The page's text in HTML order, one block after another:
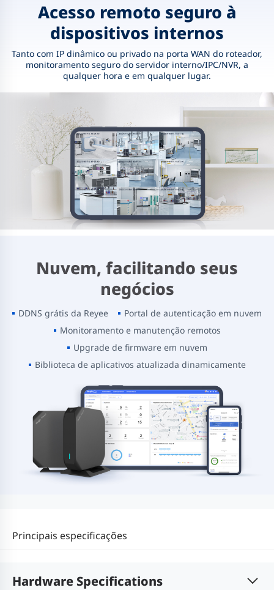
Acesso remoto seguro à
dispositivos internos
Tanto com IP dinâmico ou privado na porta WAN do roteador,
monitoramento seguro do servidor interno/IPC/NVR, a
qualquer hora e em qualquer lugar.
Nuvem, facilitando seus
negócios
DDNS grátis da Reyee
Portal de autenticação em nuvem
Monitoramento e manutenção remotos
Upgrade de firmware em nuvem
Biblioteca de aplicativos atualizada dinamicamente
Principais especificações
Hardware Specifications